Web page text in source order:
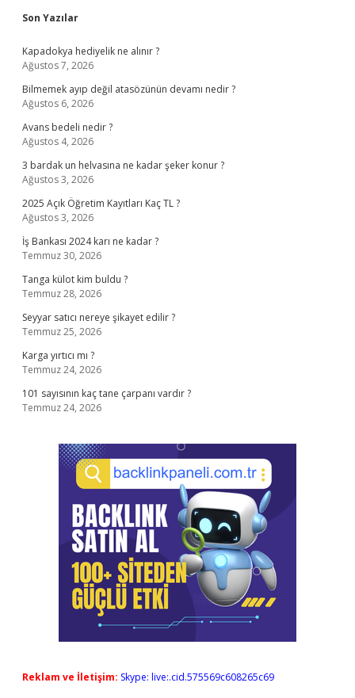
Sidebar
Son Yazılar
Kapadokya hediyelik ne alınır ?
Ağustos 7, 2026
Bilmemek ayıp değil atasözünün devamı nedir ?
Ağustos 6, 2026
Avans bedeli nedir ?
Ağustos 4, 2026
3 bardak un helvasına ne kadar şeker konur ?
Ağustos 3, 2026
2025 Açık Öğretim Kayıtları Kaç TL ?
Ağustos 3, 2026
İş Bankası 2024 karı ne kadar ?
Temmuz 30, 2026
Tanga külot kim buldu ?
Temmuz 28, 2026
Seyyar satıcı nereye şikayet edilir ?
Temmuz 25, 2026
Karga yırtıcı mı ?
Temmuz 24, 2026
101 sayısının kaç tane çarpanı vardır ?
Temmuz 24, 2026
Reklam ve İletişim: Skype: live:.cid.575569c608265c69